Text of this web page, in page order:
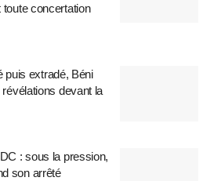
concertation
puis extradé, Béni
devant la
: sous la pression,
son arrêté